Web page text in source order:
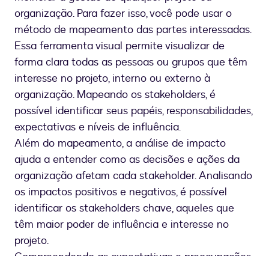
organização. Para fazer isso, você pode usar o
método de mapeamento das partes interessadas.
Essa ferramenta visual permite visualizar de
forma clara todas as pessoas ou grupos que têm
interesse no projeto, interno ou externo à
organização. Mapeando os stakeholders, é
possível identificar seus papéis, responsabilidades,
expectativas e níveis de influência.
Além do mapeamento, a análise de impacto
ajuda a entender como as decisões e ações da
organização afetam cada stakeholder. Analisando
os impactos positivos e negativos, é possível
identificar os stakeholders chave, aqueles que
têm maior poder de influência e interesse no
projeto.